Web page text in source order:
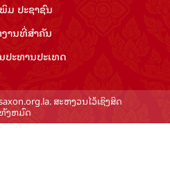
ມ ປະ​ຊາ​ຊົນ
ານ​ທີ່​ສຳ​ຄັນ
ປະ​ທານ​ປະ​ເທດ
ສະຫງວນໄວ້ເຊິງສິດ
ທັງຫມົດ